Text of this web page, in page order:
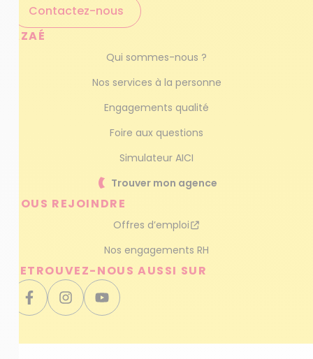
Contactez-nous
AZAÉ
Qui sommes-nous ?
Nos services à la personne
Engagements qualité
Foire aux questions
Simulateur AICI
Trouver mon agence
NOUS REJOINDRE
Offres d’emploi
Nos engagements RH
RETROUVEZ-NOUS AUSSI SUR